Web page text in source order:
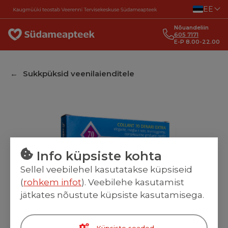
EE
Nõuandeliin
605 7171
E-P 8.00-22.00
Sukkpüksid veenilaienditele
Info küpsiste kohta
Sellel veebilehel kasutatakse küpsiseid
(rohkem infot). Veebilehe kasutamist
jätkates nõustute küpsiste kasutamisega.